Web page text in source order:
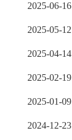
2025-06-16
2025-05-12
2025-04-14
2025-02-19
2025-01-09
2024-12-23